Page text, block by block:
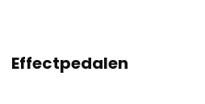
Effectpedalen